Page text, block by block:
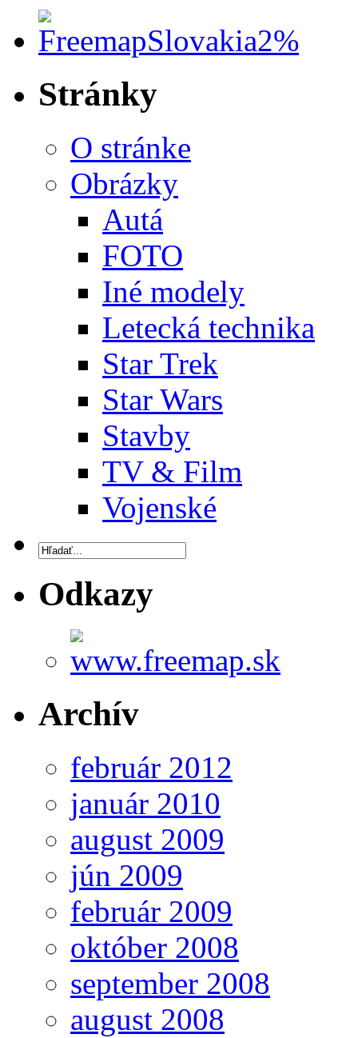
Stránky
O stránke
Obrázky
Autá
FOTO
Iné modely
Letecká technika
Star Trek
Star Wars
Stavby
TV & Film
Vojenské
Odkazy
Archív
február 2012
január 2010
august 2009
jún 2009
február 2009
október 2008
september 2008
august 2008